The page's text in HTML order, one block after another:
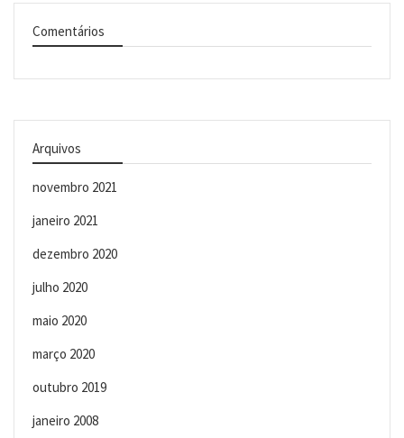
Comentários
Arquivos
novembro 2021
janeiro 2021
dezembro 2020
julho 2020
maio 2020
março 2020
outubro 2019
janeiro 2008